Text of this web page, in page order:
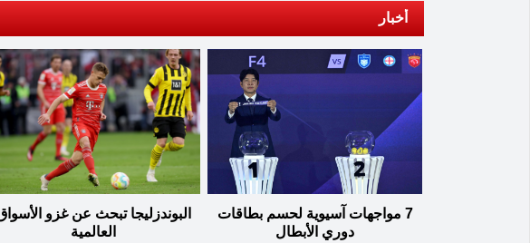
أخبار
7 مواجهات آسيوية لحسم بطاقات
دوري الأبطال
البوندزليجا تبحث عن غزو
العالمية